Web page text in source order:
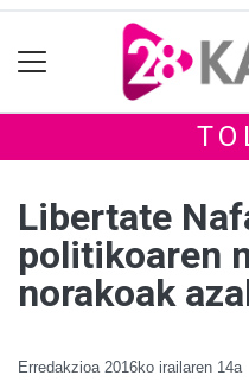
Libertate
politikoaren
norakoak
Erredakzioa 2016ko irailaren 14a